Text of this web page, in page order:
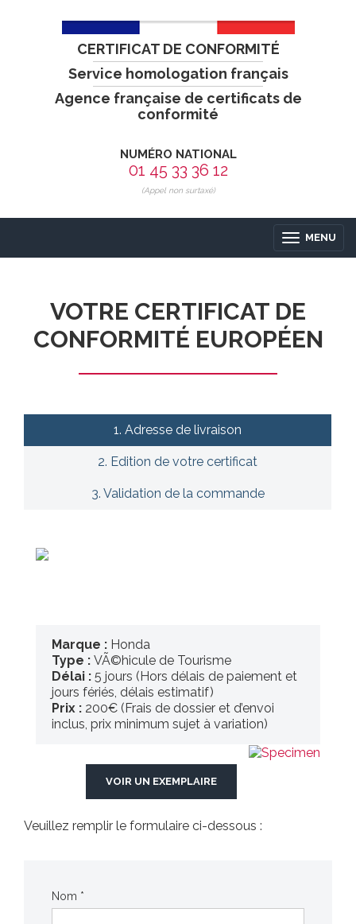
CERTIFICAT DE CONFORMITÉ
Service homologation français
Agence française de certificats de
conformité
NUMÉRO NATIONAL
01 45 33 36 12
(Appel non surtaxé)
MENU
VOTRE CERTIFICAT DE
CONFORMITÉ EUROPÉEN
1. Adresse de livraison
2. Edition de votre certificat
3. Validation de la commande
Marque : Honda
Type : VÃ©hicule de Tourisme
Délai : 5 jours (Hors délais de paiement et
jours fériés, délais estimatif)
Prix : 200€ (Frais de dossier et d’envoi
inclus, prix minimum sujet à variation)
VOIR UN EXEMPLAIRE
Veuillez remplir le formulaire ci-dessous :
Nom *